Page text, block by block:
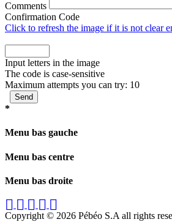
Comments
Confirmation Code
Click to refresh the image if it is not clear
Input letters in the image
The code is case-sensitive
Maximum attempts you can try: 10
*
Menu bas gauche
Menu bas centre
Menu bas droite
Copyright © 2026 Pébéo S.A all rights